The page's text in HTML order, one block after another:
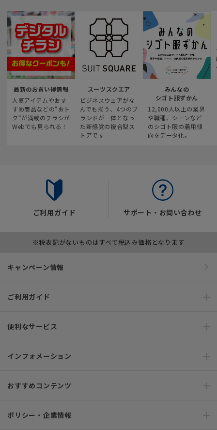
最新のお買い得情報
人気アイテムやおす
すめ商品などの“おト
ク“が満載のチラシが
Webでも見られる！
スーツスクエア
ビジネスウェアがな
んでも揃う、4つのブ
ランドが一体となっ
た新感覚の複合型ス
トアです
みんなの
シゴト服ずかん
12,000人以上の業界
や職種、シーンなど
のシゴト服の着用傾
向をデータ化。
ご利用ガイド サポート・お問い合わせ
※税表記がないものはすべて税込み価格となります
キャンペーン情報
ご利用ガイド
便利なサービス
インフォメーション
おすすめコンテンツ
ポリシー・企業情報